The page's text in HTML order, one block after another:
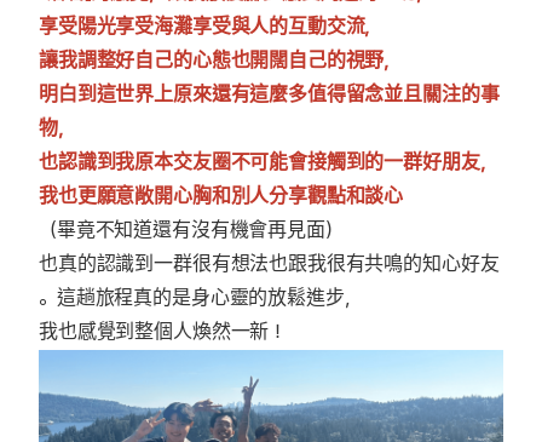
享受陽光享受海灘享受與人的互動交流，
讓我調整好自己的心態也開闊自己的視野，
明白到這世界上原來還有這麼多值得留念並且關注的事
物，
也認識到我原本交友圈不可能會接觸到的一群好朋友，
我也更願意敞開心胸和別人分享觀點和談心
（畢竟不知道還有沒有機會再見面）
也真的認識到一群很有想法也跟我很有共鳴的知心好友
。這趟旅程真的是身心靈的放鬆進步，
我也感覺到整個人煥然一新！